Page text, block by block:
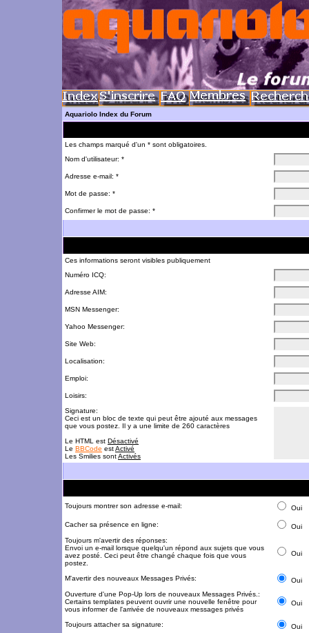
Aquariolo Index du Forum
Les champs marqué d'un * sont obligatoires.
Nom d'utilisateur: *
Adresse e-mail: *
Mot de passe: *
Confirmer le mot de passe: *
Ces informations seront visibles publiquement
Numéro ICQ:
Adresse AIM:
MSN Messenger:
Yahoo Messenger:
Site Web:
Localisation:
Emploi:
Loisirs:
Signature:
Ceci est un bloc de texte qui peut être ajouté aux messages
que vous postez. Il y a une limite de 260 caractères
Le HTML est Désactivé
Le BBCode estActivé
Les Smilies sontActivés
Toujours montrer son adresse e-mail: Oui
Cacher sa présence en ligne:
Oui
Toujours m'avertir des réponses:
Envoi un e-mail lorsque quelqu'un répond aux sujets que vous
avez posté. Ceci peut être changé chaque fois que vous
postez.
Oui
M'avertir des nouveaux Messages Privés:
Oui
Ouverture d'une Pop-Up lors de nouveaux Messages Privés.:
Certains templates peuvent ouvrir une nouvelle fenêtre pour
vous informer de l'arrivée de nouveaux messages privés
Oui
Toujours attacher sa signature: Oui